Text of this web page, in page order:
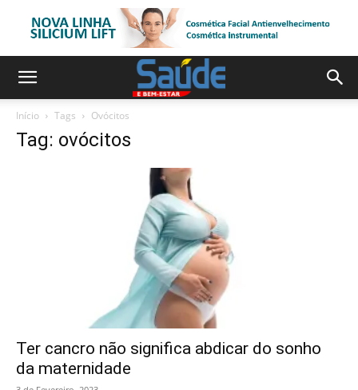
Início Tags Ovócitos
Tag: ovócitos
Ter cancro não significa abdicar do sonho
da maternidade